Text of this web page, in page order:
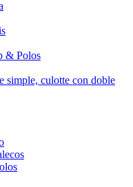
& Polos
simple, culotte con doble